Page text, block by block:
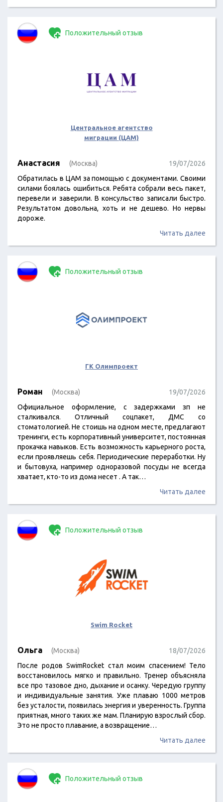
Положительный отзыв
Центральное агентство
миграции (ЦАМ)
Анастасия (Москва)
19/07/2026
Обратилась в ЦАМ за помощью с документами. Своими
силами боялась ошибиться. Ребята собрали весь пакет,
перевели и заверили. В консульство записали быстро.
Результатом довольна, хоть и не дешево. Но нервы
дороже.
Читать далее
Положительный отзыв
ГК Олимпроект
Роман (Москва)
19/07/2026
Официальное оформление, с задержками зп не
сталкивался. Отличный соцпакет, ДМС со
стоматологией. Не стоишь на одном месте, предлагают
тренинги, есть корпоративный университет, постоянная
прокачка навыков. Есть возможность карьерного роста,
если проявляешь себя. Периодические переработки. Ну
и бытовуха, например одноразовой посуды не всегда
хватает, кто-то из дома несет . А так…
Читать далее
Положительный отзыв
Swim Rocket
Ольга (Москва)
18/07/2026
После родов SwimRocket стал моим спасением! Тело
восстановилось мягко и правильно. Тренер объясняла
все про тазовое дно, дыхание и осанку. Чередую группу
и индивидуальные занятия. Уже плаваю 1000 метров
без усталости, появилась энергия и уверенность. Группа
приятная, много таких же мам. Планирую взрослый сбор.
Это не просто плавание, а возвращение…
Читать далее
Положительный отзыв